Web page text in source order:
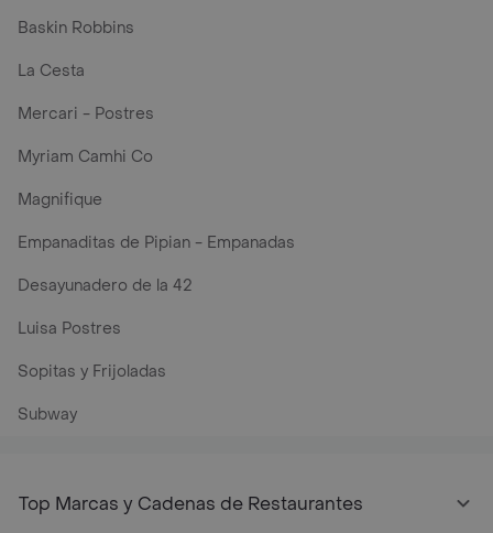
Baskin Robbins
La Cesta
Mercari - Postres
Myriam Camhi Co
Magnifique
Empanaditas de Pipian - Empanadas
Desayunadero de la 42
Luisa Postres
Sopitas y Frijoladas
Subway
Top Marcas y Cadenas de Restaurantes